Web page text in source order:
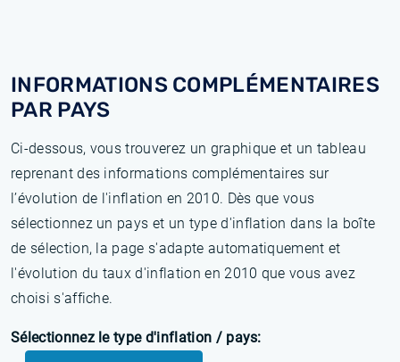
INFORMATIONS COMPLÉMENTAIRES
PAR PAYS
Ci-dessous, vous trouverez un graphique et un tableau
reprenant des informations complémentaires sur
l’évolution de l'inflation en 2010. Dès que vous
sélectionnez un pays et un type d'inflation dans la boîte
de sélection, la page s'adapte automatiquement et
l'évolution du taux d'inflation en 2010 que vous avez
choisi s'affiche.
Sélectionnez le type d'inflation / pays: